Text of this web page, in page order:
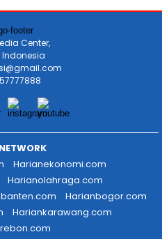
Center,
Harianekonomi.com
Harianolahraga.com
Harianbogor.com
Hariankarawang.com